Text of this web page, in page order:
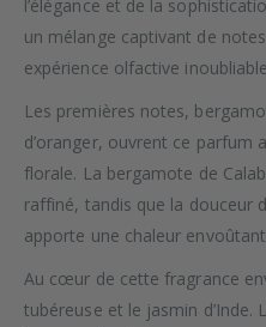
l’élégance et de la
un mélange captivant de
expérience olfactive
Les premières notes,
d’oranger, ouvrent ce parfum
florale. La bergamote de
raffiné, tandis que la douceur
apporte une chaleur
Au cœur de cette fragrance
tubéreuse et le jasmin d’Inde.